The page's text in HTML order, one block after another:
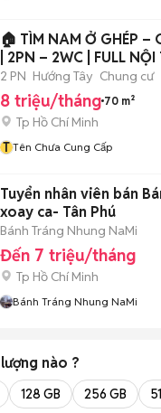
🏠 TÌM NAM Ở GHÉP –
| 2PN – 2WC | FULL NỘI
~4,1TR/TH
2 PN Hướng Tây Chung cư
8 triệu/tháng 70 m²
Tp Hồ Chí Minh
T Tên Chưa Cung Cấp
Tuyển nhân viên bán
xoay ca- Tân Phú
Bánh Tráng Nhung NaMi
Đến 7 triệu/tháng
Tp Hồ Chí Minh
Bánh Tráng Nhung NaMi
nào ?
128 GB 256 GB